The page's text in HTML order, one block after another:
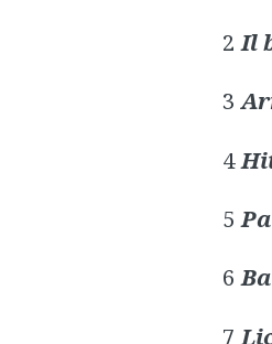
2Il
3
4
5
6
7